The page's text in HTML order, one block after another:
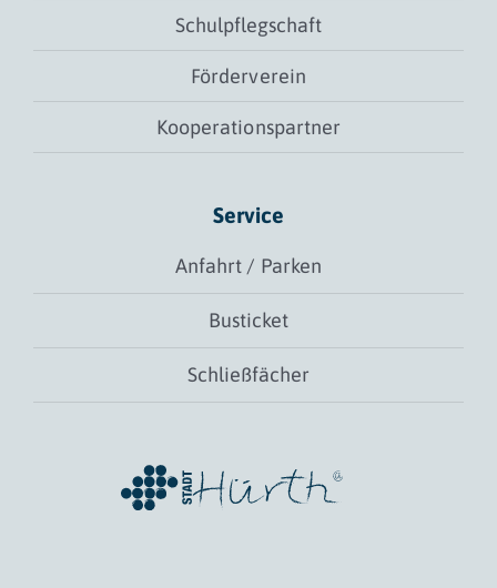
Schulpflegschaft
Förderverein
Kooperationspartner
Service
Anfahrt / Parken
Busticket
Schließfächer